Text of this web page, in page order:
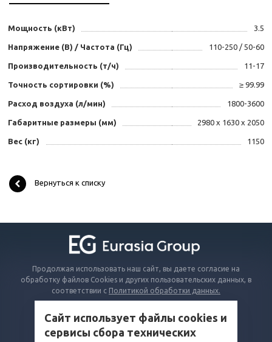
Мощность (кВт) 3.5
Напряжение (В) / Частота (Гц) 110-250 / 50-60
Производительность (т/ч) 11-17
Точность сортировки (%) ≥ 99.99
Расход воздуха (л/мин) 1800-3600
Габаритные размеры (мм) 2980 x 1630 x 2050
Вес (кг) 1150
Вернуться к списку
Продолжая использовать наш сайт, вы даете согласие на
обработку файлов Cookies и других пользовательских данных, в
соответствии с Политикой обработки данных.
Сайт использует файлы cookies и
сервисы сбора технических